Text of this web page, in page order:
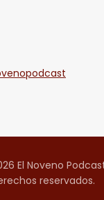
El Noveno
reservados.